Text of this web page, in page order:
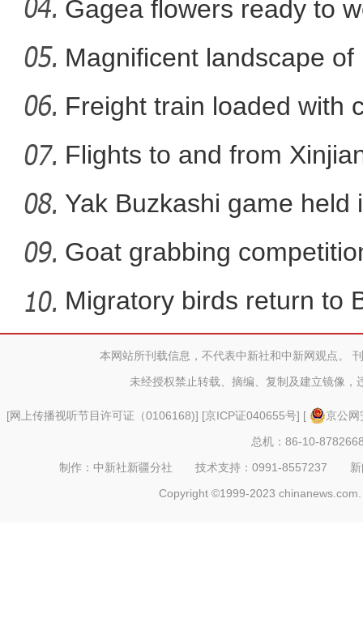
新疆泥塑艺
中国第四条穿越塔克拉玛干
Xi
Gagea flowers ready to
Nal
Magnificent landscape
La
Freight train loaded with
Flights to and from
Yak Buzkashi game held
Goat grabbing
Migratory birds return to
本网站所刊载信息，不代表中新社和中新网观点。
未经授权禁止转载、摘编、复制及建立镜像，
[网上传播视听节目许可证（0106168)] [京ICP证040655号] [
京公
总机：86-10-
制作：中新社新疆分社 技术支持：0991-8557237
Copyright ©1999-2023